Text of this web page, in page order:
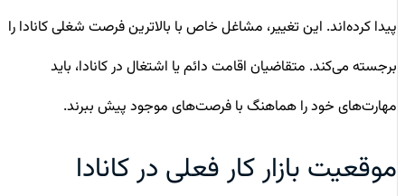
پیدا کرده‌اند. این تغییر، مشاغل خاص با بالاترین فرصت‌ شغلی کانادا را
برجسته می‌کند. متقاضیان اقامت دائم یا اشتغال در کانادا، باید
مهارت‌های خود را هماهنگ با فرصت‌های موجود پیش ببرند.
موقعیت بازار کار فعلی در کانادا